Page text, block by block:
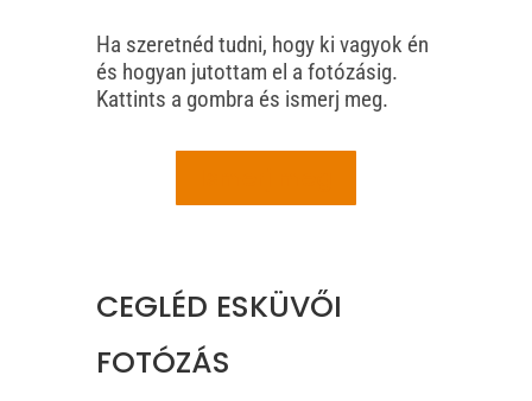
Ha szeretnéd tudni, hogy ki vagyok én
és hogyan jutottam el a fotózásig.
Kattints a gombra és ismerj meg.
CEGLÉD ESKÜVŐI
FOTÓZÁS